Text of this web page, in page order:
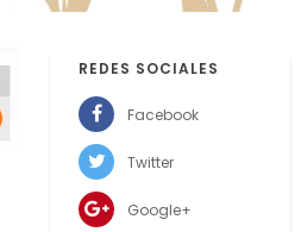
REDES SOCIALES
Facebook
Twitter
Google+